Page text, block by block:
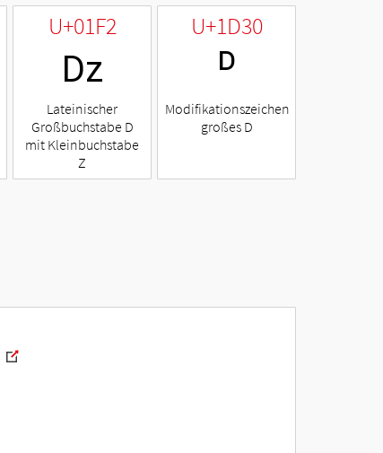
U+01F2
ǲ
Lateinischer
Großbuchstabe D
mit Kleinbuchstabe
Z
U+1D30
ᴰ
Modifikationszeichen
großes D